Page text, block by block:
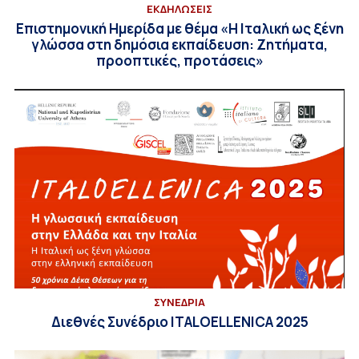
ΕΚΔΗΛΩΣΕΙΣ
Επιστημονική Ημερίδα με θέμα «Η Ιταλική ως ξένη
γλώσσα στη δημόσια εκπαίδευση: Ζητήματα,
προοπτικές, προτάσεις»
ΣΥΝΕΔΡΙΑ
Διεθνές Συνέδριο ITALOELLENICA 2025